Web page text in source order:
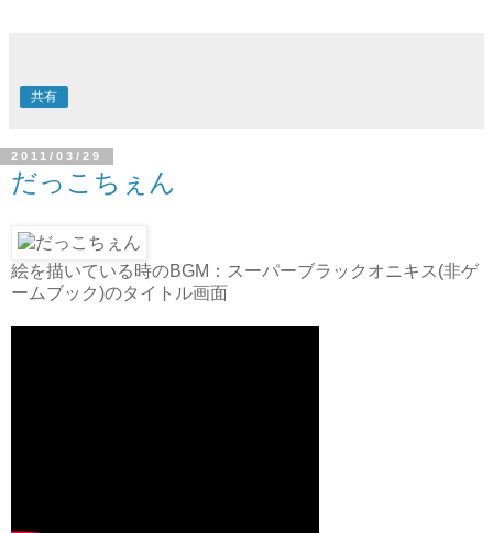
共有
2011/03/29
だっこちぇん
絵を描いている時のBGM：スーパーブラックオニキス(非ゲ
ームブック)のタイトル画面